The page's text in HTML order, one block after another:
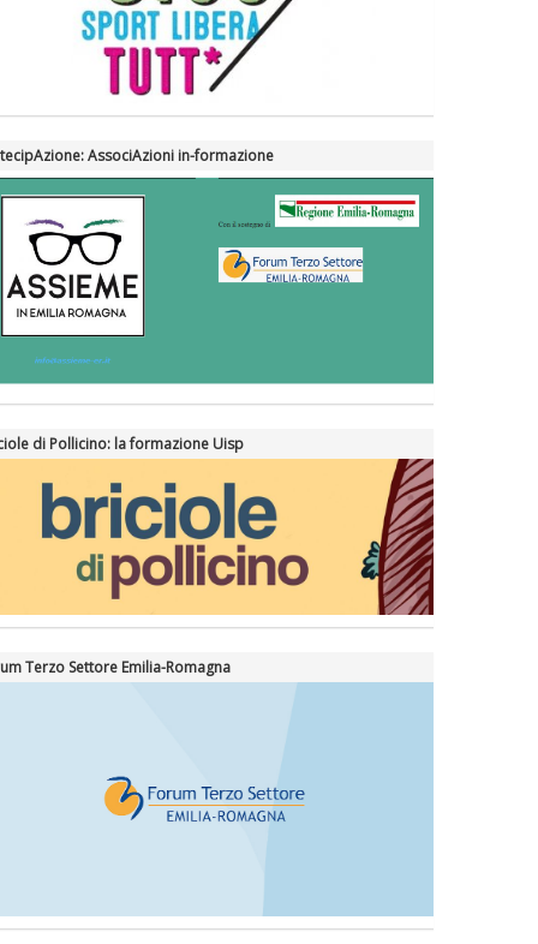
AssociAzioni in-formazione
di Pollicino: la formazione Uisp
Terzo Settore Emilia-Romagna